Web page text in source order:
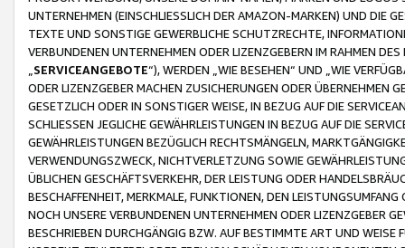
UNTERNEHMEN (EINSCHLIESSLICH DER AMAZON-MARKEN) UND DIE
TEXTE UND SONSTIGE GEWERBLICHE SCHUTZRECHTE,
VERBUNDENEN UNTERNEHMEN ODER LIZENZGEBERN IM RAHMEN
SERVICEANGEBOTE“), WERDEN „WIE BESEHEN“ UND „WIE
ODER LIZENZGEBER MACHEN ZUSICHERUNGEN ODER ÜBERNEHMEN
GESETZLICH ODER IN SONSTIGER WEISE, IN BEZUG AUF DIE
SCHLIESSEN JEGLICHE GEWÄHRLEISTUNGEN IN BEZUG AUF DIE
GEWÄHRLEISTUNGEN BEZÜGLICH RECHTSMÄNGELN,
VERWENDUNGSZWECK, NICHTVERLETZUNG SOWIE
ÜBLICHEN GESCHÄFTSVERKEHR, DER LEISTUNG ODER
BESCHAFFENHEIT, MERKMALE, FUNKTIONEN, DEN
NOCH UNSERE VERBUNDENEN UNTERNEHMEN ODER LIZENZGEBER
BESCHRIEBEN DURCHGÄNGIG BZW. AUF BESTIMMTE ART UND